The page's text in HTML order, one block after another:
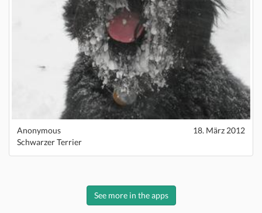
Anonymous
18. März 2012
Schwarzer Terrier
See more in the apps